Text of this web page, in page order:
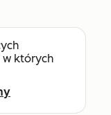
w których